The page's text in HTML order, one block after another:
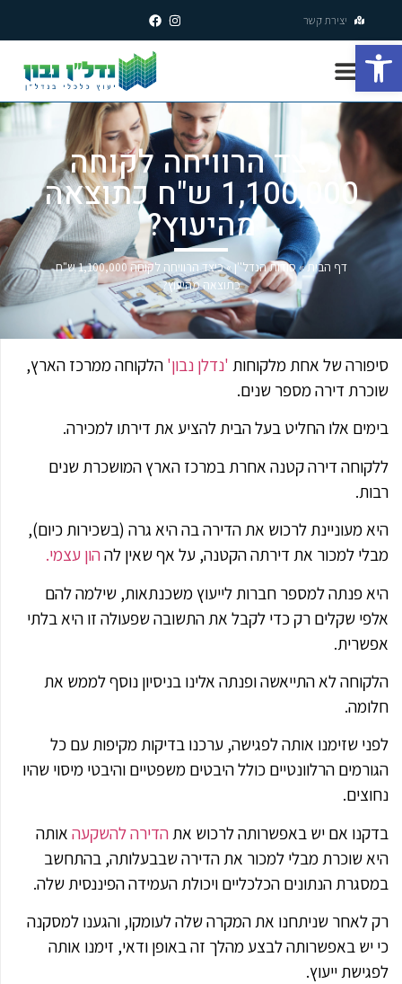
יצירת קשר
כיצד הרוויחה לקוחה
1,100,000 ש"ח כתוצאה
מהיעוץ?
דף הבית»סודות הנדל''ן»
כיצד הרוויחה לקוחה 1,100,000 ש"ח
כתוצאה מהיעוץ?
סיפורה של אחת מלקוחות 'נדלן נבון' הלקוחה ממרכז הארץ,
שוכרת דירה מספר שנים.
בימים אלו החליט בעל הבית להציע את דירתו למכירה.
ללקוחה דירה קטנה אחרת במרכז הארץ המושכרת שנים
רבות.
היא מעוניינת לרכוש את הדירה בה היא גרה (בשכירות כיום),
מבלי למכור את דירתה הקטנה, על אף שאין לההון עצמי.
היא פנתה למספר חברות לייעוץ משכנתאות, שילמה להם
אלפי שקלים רק כדי לקבל את התשובה שפעולה זו היא בלתי
אפשרית.
הלקוחה לא התייאשה ופנתה אלינו בניסיון נוסף לממש את
חלומה.
לפני שזימנו אותה לפגישה, ערכנו בדיקות מקיפות עם כל
הגורמים הרלוונטיים כולל היבטים משפטיים והיבטי מיסוי שהיו
נחוצים.
בדקנו אם יש באפשרותה לרכוש את הדירה להשקעה אותה
היא שוכרת מבלי למכור את הדירה שבבעלותה, בהתחשב
במסגרת הנתונים הכלכליים ויכולת העמידה הפיננסית שלה.
רק לאחר שניתחנו את המקרה שלה לעומקו, והגענו למסקנה
כי יש באפשרותה לבצע מהלך זה באופן ודאי, זימנו אותה
לפגישת ייעוץ.
פתח סרגל נגישות